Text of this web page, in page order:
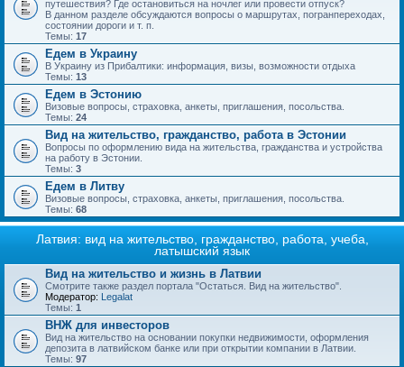
путешествия? Где остановиться на ночлег или провести отпуск?
В данном разделе обсуждаются вопросы о маршрутах, погранпереходах,
состоянии дороги и т. п.
Темы: 17
Едем в Украину
В Украину из Прибалтики: информация, визы, возможности отдыха
Темы: 13
Едем в Эстонию
Визовые вопросы, страховка, анкеты, приглашения, посольства.
Темы: 24
Вид на жительство, гражданство, работа в Эстонии
Вопросы по оформлению вида на жительства, гражданства и устройства
на работу в Эстонии.
Темы: 3
Едем в Литву
Визовые вопросы, страховка, анкеты, приглашения, посольства.
Темы: 68
Латвия: вид на жительство, гражданство, работа, учеба,
латышский язык
Вид на жительство и жизнь в Латвии
Смотрите также раздел портала "Остаться. Вид на жительство".
Модератор:
Legalat
Темы: 1
ВНЖ для инвесторов
Вид на жительство на основании покупки недвижимости, оформления
депозита в латвийском банке или при открытии компании в Латвии.
Темы: 97